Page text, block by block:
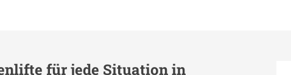
für jede Situation in